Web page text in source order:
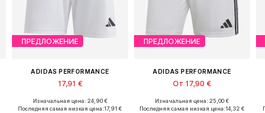
ПРЕДЛОЖЕНИЕ
ADIDAS PERFORMANCE
17,91 €
Изначальная цена: 24,90 €
Последняя самая низкая цена:17,91 €
ПРЕДЛОЖЕНИЕ
ADIDAS PERFORMANCE
От 17,90 €
Доступно множество размеров
Изначальная цена: 25,00 €
Последняя самая низкая цена:14,32 €